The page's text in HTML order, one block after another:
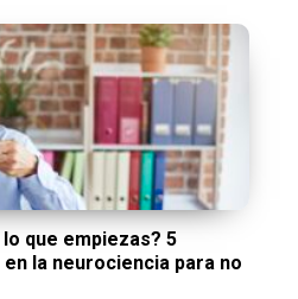
que empiezas? 5
la neurociencia para no